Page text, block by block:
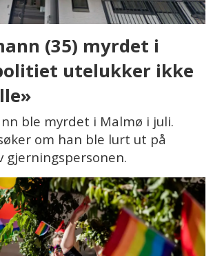
(35) myrdet i
utelukker ikke
ble myrdet i Malmø i juli.
om han ble lurt ut på
gjerningspersonen.